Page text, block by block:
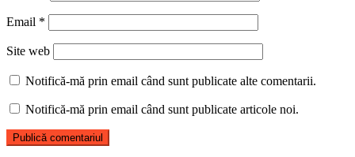
Email *
Site web
Notifică-mă prin email când sunt publicate alte comentarii.
Notifică-mă prin email când sunt publicate articole noi.